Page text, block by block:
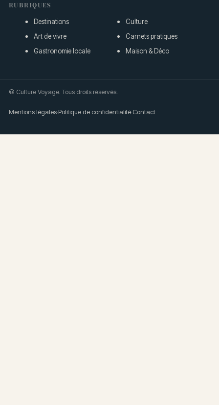
RUBRIQUES
Destinations
Culture
Art de vivre
Carnets pratiques
Gastronomie locale
Maison & Déco
© Culture Voyage. Tous droits réservés.
Mentions légales·Politique de confidentialité·Contact